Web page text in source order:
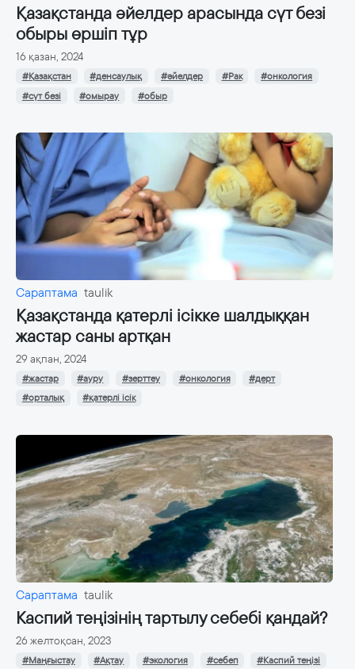
Қазақстанда әйелдер арасында сүт безі
обыры өршіп тұр
16 қазан, 2024
#Қазақстан #денсаулық #әйелдер #Рак
#онкология
#сүт безі
#омырау #обыр
Сараптама taulik
Қазақстанда қатерлі ісікке шалдыққан
жастар саны артқан
29 ақпан, 2024
#жастар #ауру #зерттеу #онкология
#дерт
#орталық
#қатерлі ісік
Сараптама taulik
Каспий теңізінің тартылу себебі қандай?
26 желтоқсан, 2023
#Маңғыстау #Ақтау #экология #себеп
#Каспий теңізі